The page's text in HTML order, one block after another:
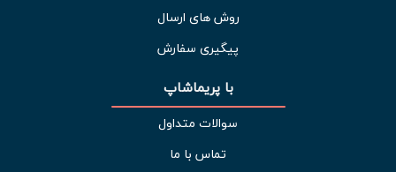
روش های ارسال
پیگیری سفارش
با پریماشاپ
سوالات متداول
تماس با ما